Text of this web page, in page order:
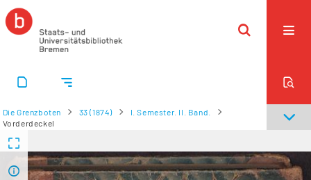
Die Grenzboten 33 (1874)
I. Semester. II. Band.
Vorderdeckel